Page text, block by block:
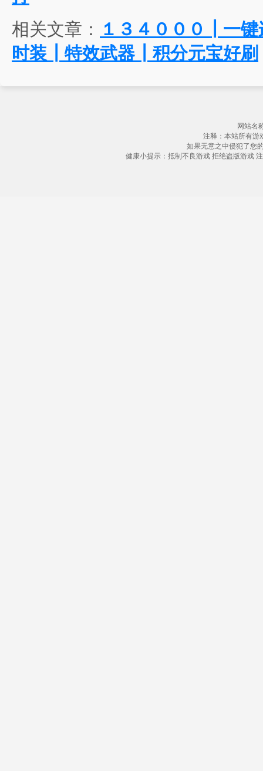
相关文章：
１３４０００┃一
时装┃特效武器┃积分元宝好刷
网站名
注释：本站所有游
如果无意之中侵犯了您
健康小提示：抵制不良游戏 拒绝盗版游戏